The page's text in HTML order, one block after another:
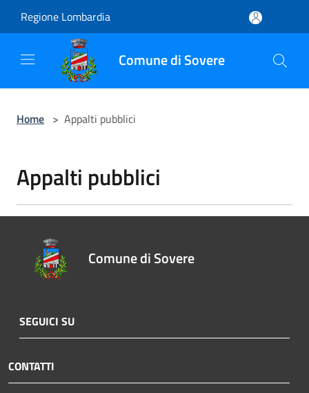
Regione Lombardia
Comune di Sovere
Home > Appalti pubblici
Appalti pubblici
Comune di Sovere
SEGUICI SU
CONTATTI